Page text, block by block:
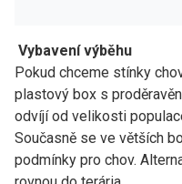
Vybavení výběhu
Pokud chceme stínky
plastový box s
odvíjí od velikosti
Současně se ve větších
podmínky pro chov.